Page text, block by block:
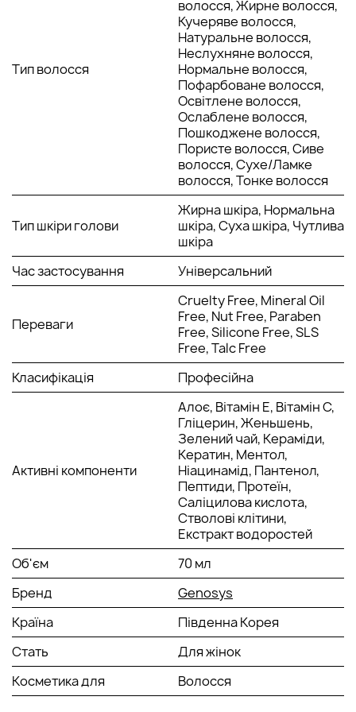
волосся, зміцнює його цибулини і стимулює
Екстракт насіння бусенника - має протизапальну,
антигістамінну та антисептичну властивості, багатий
на вітамін Е, універсальний антиоксидант.
Екстракт полину - має заспокійливі, протизапальні,
антибактеріальні та зволожуючі властивості,
Екстракт гранату - багатий на вітамін C і
антиоксиданти, які ефективно справляються з
вільними радикалами. Допомагає продовжити життя
фібробластів, які відповідають за вироблення
колагену та еластину, тим самим підтримуючи шкіру.
Ментол – освіжає та заспокоює шкіру голови.
Розпорошіть необхідну кількість продукту на шкіру голови.
Використовуйте тонік щоранку та вечір. Для найкращої
абсорбції помасажуйте шкіру голови пальцями.
Тип волосся
волосся, Жирне волосся,
Кучеряве волосся,
Натуральне волосся,
Неслухняне волосся,
Нормальне волосся,
Пофарбоване волосся,
Освітлене волосся,
Ослаблене волосся,
Пошкоджене волосся,
Пористе волосся, Сиве
волосся, Сухе/Ламке
волосся, Тонке волосся
Тип шкіри голови
Жирна шкіра, Нормальна
шкіра, Суха шкіра, Чутлива
шкіра
Час застосування
Універсальний
Переваги
Cruelty Free, Mineral Oil
Free, Nut Free, Paraben
Free, Silicone Free, SLS
Free, Talc Free
Класифікація
Професійна
Активні компоненти
Алоє, Вітамін Е, Вітамін С,
Гліцерин, Женьшень,
Зелений чай, Кераміди,
Кератин, Ментол,
Ніацинамід, Пантенол,
Пептиди, Протеїн,
Саліцилова кислота,
Стволові клітини,
Екстракт водоростей
Об'єм
70 мл
Бренд
Genosys
Країна
Південна Корея
Стать
Для жінок
Косметика для
Волосся